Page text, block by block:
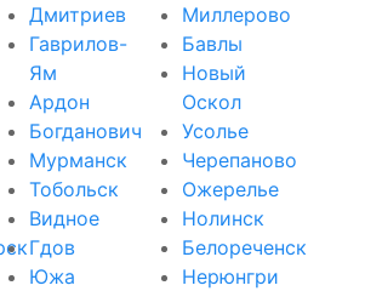
Дмитриев
Гаврилов-
Ям
Ардон
Богданович
Мурманск
Тобольск
Видное
Гдов
Южа
Миллерово
Бавлы
Новый
Оскол
Усолье
Черепаново
Ожерелье
Нолинск
Белореченск
Нерюнгри